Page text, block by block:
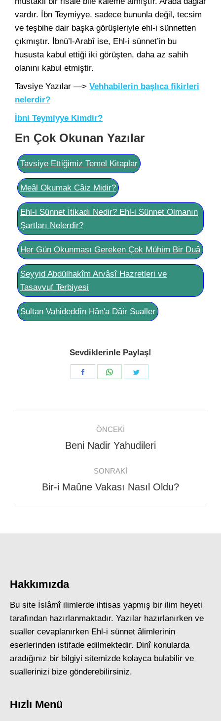
vardır. İbn Teymiyye, sadece bununla değil, tecsim
ve teşbihe dair başka görüşleriyle ehl-i sünnetten
çıkmıştır. İbnü’l-Arabî ise, Ehl-i sünnet’in bu
hususta kabul ettiği iki görüşten, daha az sahih
olanını kabul etmiştir.
Tavsiye Yazılar —> Vehhabilerin başlıca fikirleri
nelerdir?
İbni Teymiyye Kimdir?
En Çok Okunan Yazılar
Tavsiye Ettiğimiz Temel Kitaplar
Meâl Okumak Câiz Midir?
Ehl-i Sünnet İtikadı Nedir? Ehl-i Sünnet Olmanın
Şartları Nelerdir?
Her Gün Okunması Gereken Çok Mühim Bir Duâ
Seyyid Abdülhakîm Arvâsî Hazretleri ve
Tasavvuf Terbiyesi
Sultan Vahideddîn Hân'a Dâir Sualler
Sevdiklerinle Paylaş!
Share
Share
navigation
ÖNCEKI
Previous
Beni Nadir Yahudileri
SONRAKI
Next
Bir-i Maûne Vakası Nasıl Oldu?
Hakkımızda
Bu site İslâmî ilimlerde ihtisas yapmış bir ilim heyeti
tarafından hazırlanmaktadır. Yazılar hazırlanırken ve
sualler cevaplanırken Ehl-i sünnet âlimlerinin
eserlerinden istifade edilmektedir. Dinî konularda
aradığınız bir bilgiyi sitemizde kolayca bulabilir ve
suallerinizi bize gönderebilirsiniz.
Hızlı Menü